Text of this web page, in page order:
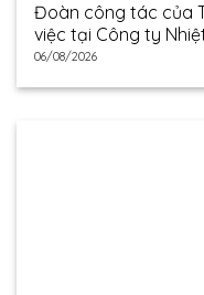
Đoàn công tác của
việc tại Công ty
06/08/2026